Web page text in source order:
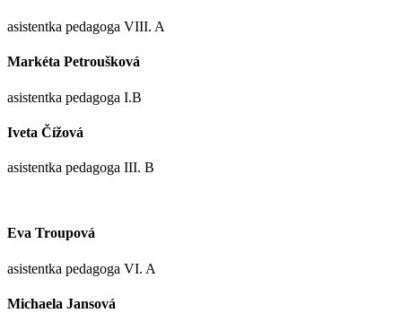
asistentka pedagoga VIII. A
Markéta Petroušková
asistentka pedagoga I.B
Iveta Čížová
asistentka pedagoga III. B
Eva Troupová
asistentka pedagoga VI. A
Michaela Jansová